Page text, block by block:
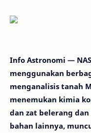
Info Astronomi —
menggunakan
menganalisis tanah
menemukan kimia
dan zat belerang
bahan lainnya,